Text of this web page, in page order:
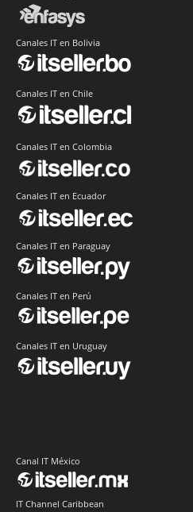
Canales IT en Bolivia
Canales IT en Chile
Canales IT en Colombia
Canales IT en Ecuador
Canales IT en Paraguay
Canales IT en Perú
Canales IT en Uruguay
Canal IT México
IT Channel Caribbean